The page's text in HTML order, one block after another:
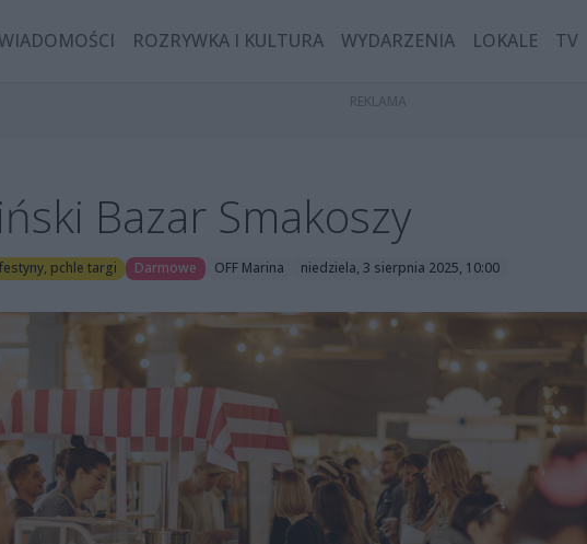
ROZRYWKA I KULTURA WYDARZENIA LOKALE TV
Bazar Smakoszy
pchle targi Darmowe OFF Marina niedziela, 3 sierpnia 2025, 10:00